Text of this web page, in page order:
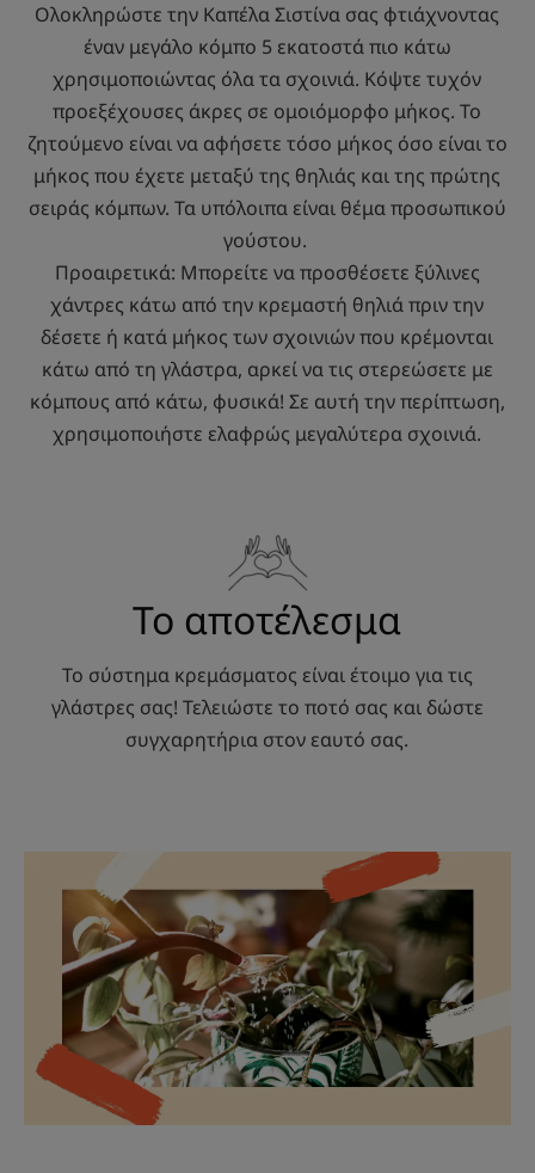
Ολοκληρώστε την Καπέλα Σιστίνα σας φτιάχνοντας
έναν μεγάλο κόμπο 5 εκατοστά πιο κάτω
χρησιμοποιώντας όλα τα σχοινιά. Κόψτε τυχόν
προεξέχουσες άκρες σε ομοιόμορφο μήκος. Το
ζητούμενο είναι να αφήσετε τόσο μήκος όσο είναι το
μήκος που έχετε μεταξύ της θηλιάς και της πρώτης
σειράς κόμπων. Τα υπόλοιπα είναι θέμα προσωπικού
γούστου.
Προαιρετικά: Μπορείτε να προσθέσετε ξύλινες
χάντρες κάτω από την κρεμαστή θηλιά πριν την
δέσετε ή κατά μήκος των σχοινιών που κρέμονται
κάτω από τη γλάστρα, αρκεί να τις στερεώσετε με
κόμπους από κάτω, φυσικά! Σε αυτή την περίπτωση,
χρησιμοποιήστε ελαφρώς μεγαλύτερα σχοινιά.
Το αποτέλεσμα
Το σύστημα κρεμάσματος είναι έτοιμο για τις
γλάστρες σας! Τελειώστε το ποτό σας και δώστε
συγχαρητήρια στον εαυτό σας.